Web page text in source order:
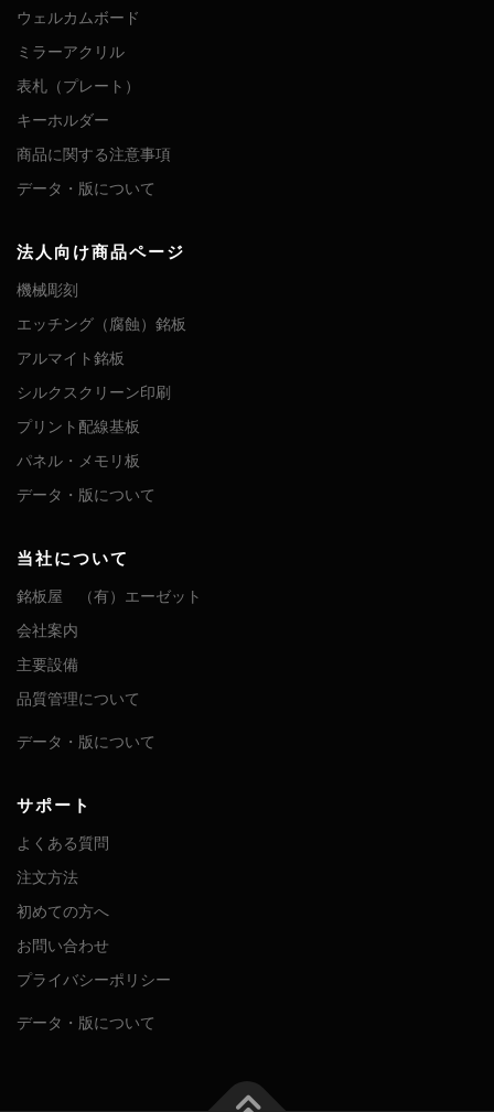
ウェルカムボード
ミラーアクリル
表札（プレート）
キーホルダー
商品に関する注意事項
データ・版について
法人向け商品ページ
機械彫刻
エッチング（腐蝕）銘板
アルマイト銘板
シルクスクリーン印刷
プリント配線基板
パネル・メモリ板
データ・版について
当社について
銘板屋 （有）エーゼット
会社案内
主要設備
品質管理について
データ・版について
サポート
よくある質問
注文方法
初めての方へ
お問い合わせ
プライバシーポリシー
データ・版について